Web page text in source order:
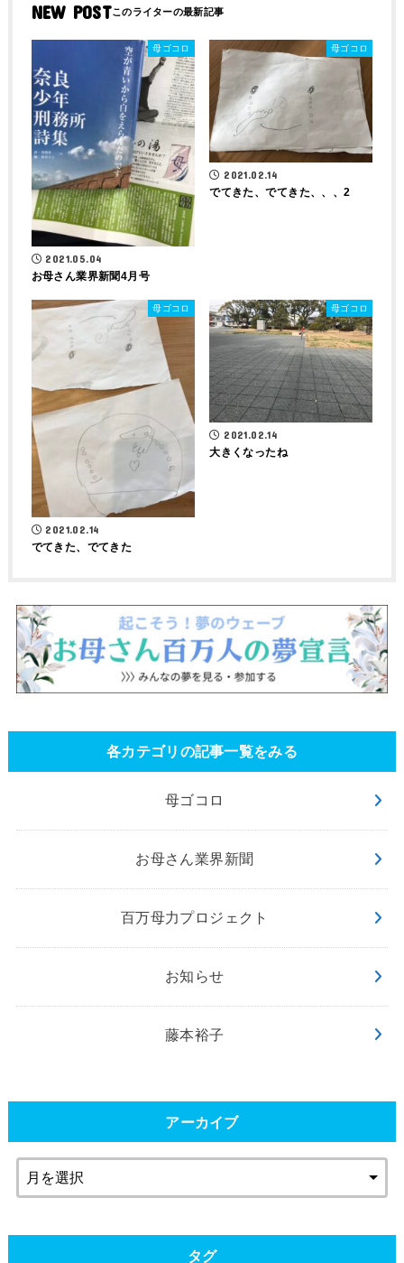
NEW POST
母ゴコロ
2021.05.04
お母さん業界新聞4月号
母ゴコロ
2021.02.14
でてきた、でてきた、、、2
母ゴコロ
2021.02.14
でてきた、でてきた
母ゴコロ
2021.02.14
大きくなったね
各カテゴリの記事一覧をみる
母ゴコロ
お母さん業界新聞
百万母力プロジェクト
お知らせ
藤本裕子
アーカイブ
タグ